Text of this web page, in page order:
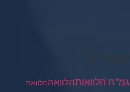
קטגוריות
גמ"ח הלוואותהלוואההלוואה